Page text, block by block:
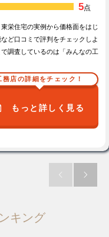
5点
栄住宅の実例から価格面をはじ
ど口コミで評判をチェックしよ
調査しているのは「みんなの工
務店の詳細をチェック！
もっと詳しく見る
 
キング